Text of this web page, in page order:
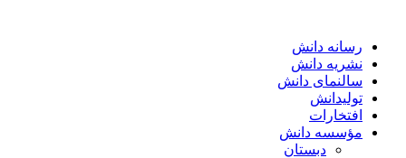
رسانه دانش
نشریه دانش
سالنمای دانش
تولیدانش
افتخارات
مؤسسه دانش
دبستان